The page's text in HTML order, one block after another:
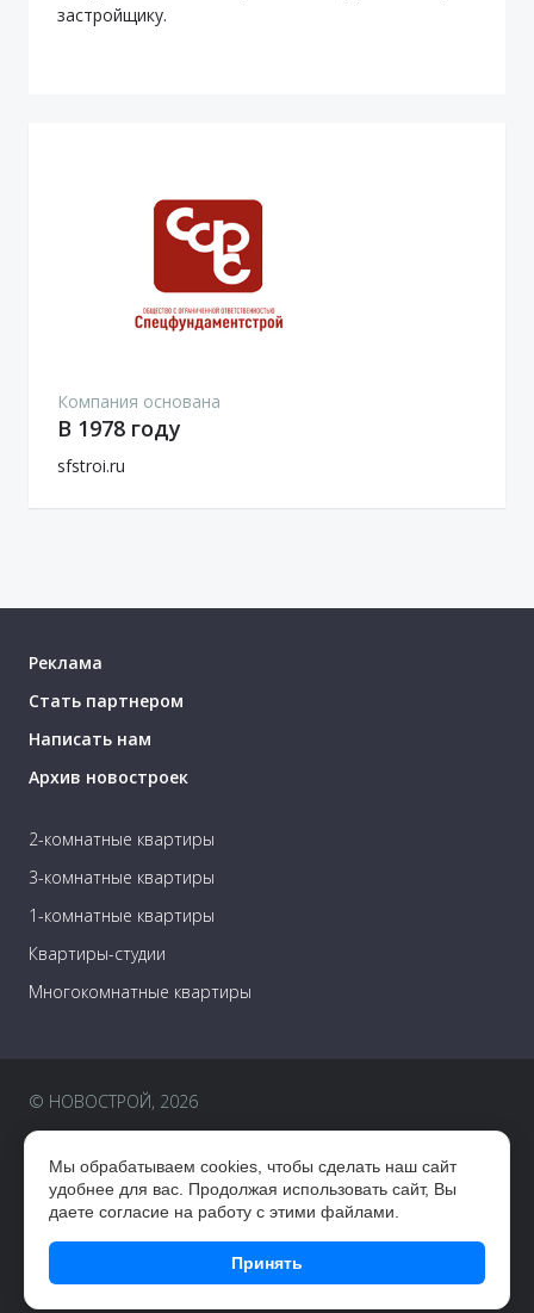
застройщику.
Компания основана
В 1978 году
sfstroi.ru
Реклама
Стать партнером
Написать нам
Архив новостроек
2-комнатные квартиры
3-комнатные квартиры
1-комнатные квартиры
Квартиры-студии
Многокомнатные квартиры
© НОВОСТРОЙ, 2026
Пользовательское соглашение
Правовая информация
Разработка сайта — CUBA
Сайт использует счётчик Яндекс Метрика Регистрационный номер
Мы обрабатываем cookies, чтобы сделать наш сайт
удобнее для вас. Продолжая использовать сайт, Вы
даете согласие на работу с этими файлами.
Принять